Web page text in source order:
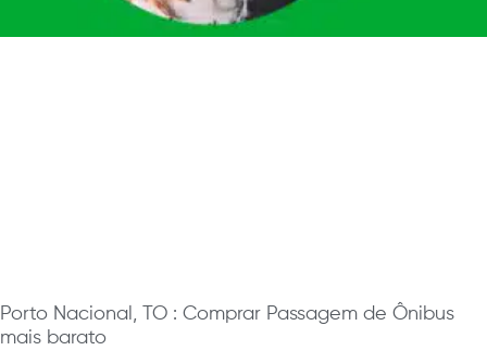
Porto Nacional, TO : Comprar Passagem de Ônibus
mais barato